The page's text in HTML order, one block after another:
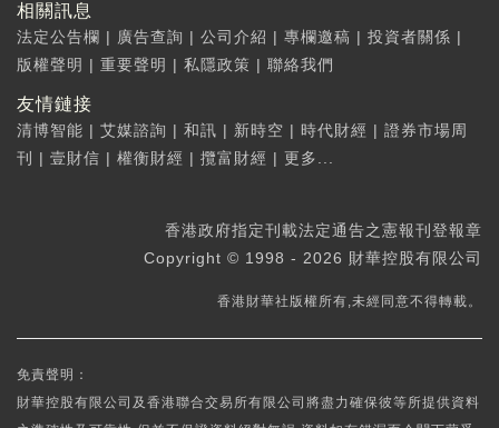
相關訊息
法定公告欄 | 廣告查詢 | 公司介紹 | 專欄邀稿 | 投資者關係 |
版權聲明 | 重要聲明 | 私隱政策 | 聯絡我們
友情鏈接
清博智能 | 艾媒諮詢 | 和訊 | 新時空 | 時代財經 | 證券市場周
刊
| 壹財信 | 權衡財經 | 攬富財經 | 更多...
香港政府指定刊載法定通告之憲報刊登報章
Copyright © 1998 - 2026 財華控股有限公司
香港財華社版權所有,未經同意不得轉載。
免責聲明：
財華控股有限公司及香港聯合交易所有限公司將盡力確保彼等所提供資料